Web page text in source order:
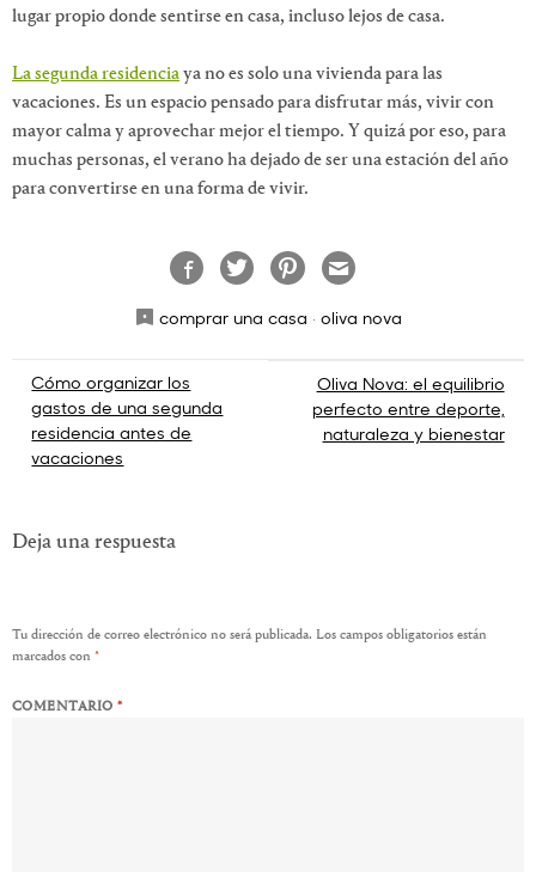
lugar propio donde sentirse en casa, incluso lejos de casa.
La segunda residenciaya no es solo una vivienda para las
vacaciones. Es un espacio pensado para disfrutar más, vivir con
mayor calma y aprovechar mejor el tiempo. Y quizá por eso, para
muchas personas, el verano ha dejado de ser una estación del año
para convertirse en una forma de vivir.
comprar una casa · oliva nova
Navegación
de
entradas
Cómo organizar los
gastos de una segunda
residencia antes de
vacaciones
Oliva Nova: el equilibrio
perfecto entre deporte,
naturaleza y bienestar
Deja una respuesta
Tu dirección de correo electrónico no será publicada. Los campos obligatorios están
marcados con *
COMENTARIO*